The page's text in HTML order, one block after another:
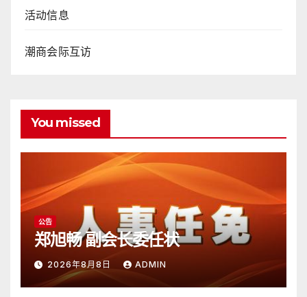
活动信息
潮商会际互访
You missed
公告
郑旭畅 副会长委任状
2026年8月8日 ADMIN